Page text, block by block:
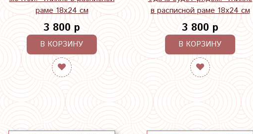
раме 18х24 см
3 800 р
В КОРЗИНУ
в расписной раме 18х24 см
3 800 р
В КОРЗИНУ